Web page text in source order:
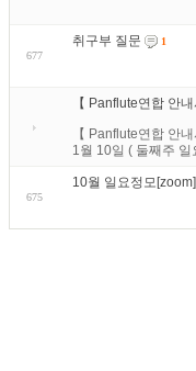
677
취구부 질문 1
【 Panflute연합 안내
【 Panflute연합 안
1월 10일 ( 둘째주
675
10월 일요정모